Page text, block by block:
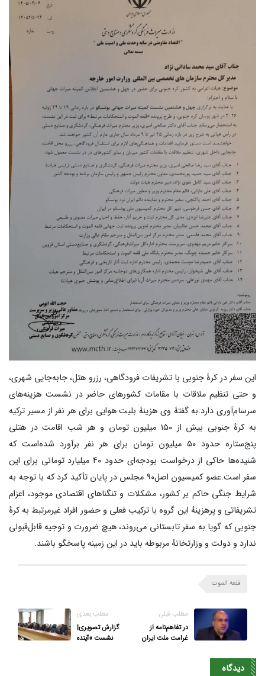
این سفر در کرهٔ جنوبی با تشریفات فرودگاهی، رزرو هتل، جابه‌جایی شهری،
و حتی تنظیم ملاقات با مقامات کشورهای حاضر در نشست هزینه‌های
سرسام‌آوری دارد.به گفتهٔ وی هزینهٔ بلیت هوایی برای هر نفر از مسیر ترکیه
به کرهٔ جنوبی بیش از ۱۵۰ میلیون تومان و هر شب اقامت در هتلی
پنج‌ستاره حدود ۵۰ میلیون تومان برای هر نفر برآورد شده‌است که
شنیده‌ها حاکی از درخواست بودجه‌ای حدود ۴۰ میلیارد تومانی برای این
سفر است.عضو کمیسیون اصل٩٠ مجلس در پایان تأکید کرد که با توجه به
شرایط جنگی حاکم بر کشور، مشکلات و تنگناهای اقتصادی موجود، اعزام
تشریفاتی و پرهزینهٔ این گروه با ترکیب فعلی و حضور افراد غیرمرتبط به کرهٔ
جنوبی که گویا به سفر تابستانی می‌روند، هیچ ضرورت و توجیه قابل‌قبولی
ندارد و دولت و وزارتخانهٔ مربوطه باید در این زمینه پاسخگو باشند.
قلعه الموت
مطلب قبلی
در تفاهم‌نامه از
غرامت ملت ایران
مطلب بعدی
گزارش تصویری|
نشست «آینده
دیدگاه